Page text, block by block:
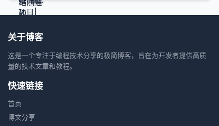
关于博客
这是一个专注于编程技术分享的极简博客，旨在为开发者提供高质
量的技术文章和教程。
快速链接
首页
博文分享